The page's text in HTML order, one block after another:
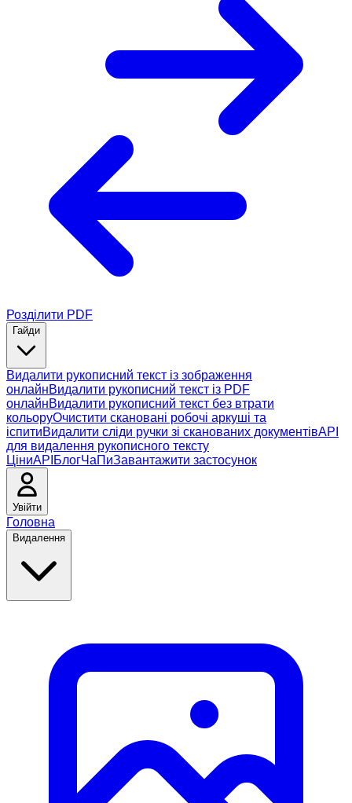
Розділити PDF
Гайди
Видалити рукописний текст із зображення
онлайнВидалити рукописний текст із PDF
онлайнВидалити рукописний текст без втрати
кольоруОчистити скановані робочі аркуші та
іспитиВидалити сліди ручки зі сканованих документівAPI
для видалення рукописного тексту
ЦіниAPI БлогЧаПиЗавантажити застосунок
Увійти
Головна
Видалення